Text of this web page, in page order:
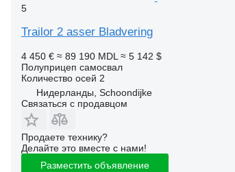
5
Trailor 2 asser Bladvering
4 450 € ≈ 89 190 MDL ≈ 5 142 $
Полуприцеп самосвал
Количество осей 2
Нидерланды, Schoondijke
Связаться с продавцом
Продаете технику?
Делайте это вместе с нами!
Разместить объявление